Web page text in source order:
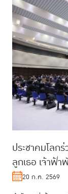
ประชาคมโลก
ลูกเธอ เจ้าฟ้
20 ก.ค. 2569